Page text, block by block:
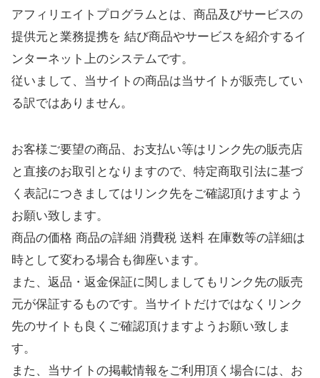
アフィリエイトプログラムとは、商品及びサービスの
提供元と業務提携を 結び商品やサービスを紹介するイ
ンターネット上のシステムです。
従いまして、当サイトの商品は当サイトが販売してい
る訳ではありません。
お客様ご要望の商品、お支払い等はリンク先の販売店
と直接のお取引となりますので、特定商取引法に基づ
く表記につきましてはリンク先をご確認頂けますよう
お願い致します。
商品の価格 商品の詳細 消費税 送料 在庫数等の詳細は
時として変わる場合も御座います。
また、返品・返金保証に関しましてもリンク先の販売
元が保証するものです。当サイトだけではなくリンク
先のサイトも良くご確認頂けますようお願い致しま
す。
また、当サイトの掲載情報をご利用頂く場合には、お